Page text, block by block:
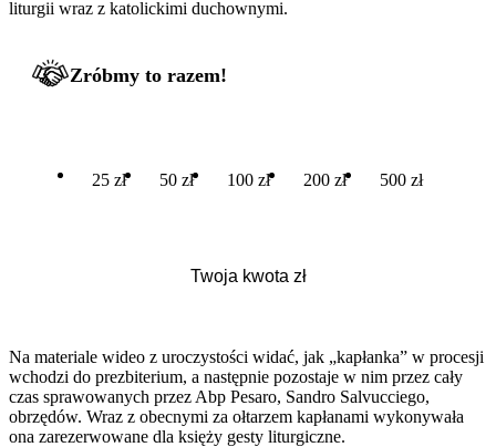
liturgii wraz z katolickimi duchownymi.
Zróbmy to razem!
25 zł 50 zł 100 zł 200 zł 500 zł
Na materiale wideo z uroczystości widać, jak „kapłanka” w procesji
wchodzi do prezbiterium, a następnie pozostaje w nim przez cały
czas sprawowanych przez Abp Pesaro, Sandro Salvucciego,
obrzędów. Wraz z obecnymi za ołtarzem kapłanami wykonywała
ona zarezerwowane dla księży gesty liturgiczne.